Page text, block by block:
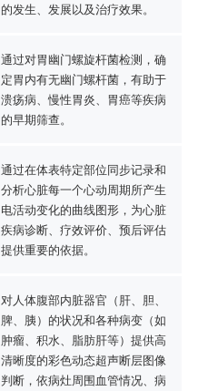
的发生、发展以及治疗效果。
通过对胃幽门螺旋杆菌检测，确
定胃内有无幽门螺杆菌，有助于
溃疡病、慢性胃炎、胃癌等疾病
的早期筛查。
通过在体表特定部位同步记录和
分析心脏每一个心动周期所产生
电活动变化的曲线图形，为心脏
疾病诊断、疗效评价、预后评估
提供重要的依据。
对人体腹部内脏器官（肝、胆、
脾、胰）的状况和各种病变（如
肿瘤、积水、脂肪肝等）提供高
清晰度的彩色动态超声断层图像
判断，依病灶周围血管情况、病